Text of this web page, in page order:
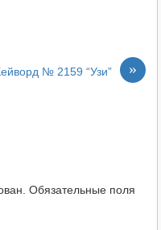
»
№ 2159 “Узи”
Обязательные поля